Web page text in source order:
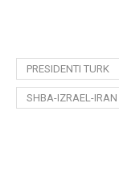
PRESIDENTI TURK
SHBA-IZRAEL-IRAN